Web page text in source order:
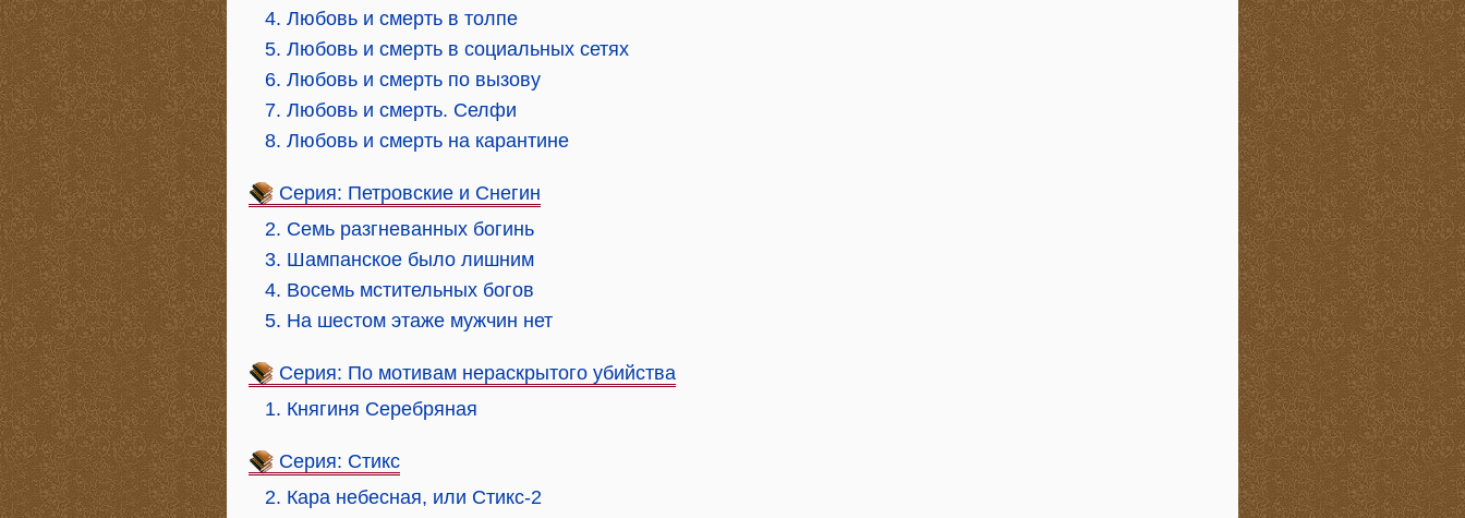
4. Любовь и смерть в толпе
5. Любовь и смерть в социальных сетях
6. Любовь и смерть по вызову
7. Любовь и смерть. Селфи
8. Любовь и смерть на карантине
Серия: Петровские и Снегин
2. Семь разгневанных богинь
3. Шампанское было лишним
4. Восемь мстительных богов
5. На шестом этаже мужчин нет
Серия: По мотивам нераскрытого убийства
1. Княгиня Серебряная
Серия: Стикс
2. Кара небесная, или Стикс-2